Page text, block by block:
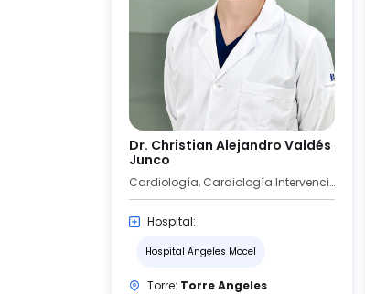
Dr. Christian Alejandro Valdés
Junco
Cardiología, Cardiología Intervencionista
Hospital:
Hospital Angeles Mocel
Torre: Torre Angeles